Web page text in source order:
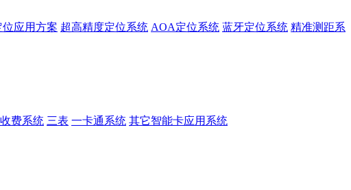
位应用方案 超高精度定位系统 AOA定位系统 蓝牙定位系统 精准测距系
费系统 三表 一卡通系统 其它智能卡应用系统